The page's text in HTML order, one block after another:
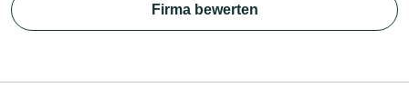
Firma bewerten